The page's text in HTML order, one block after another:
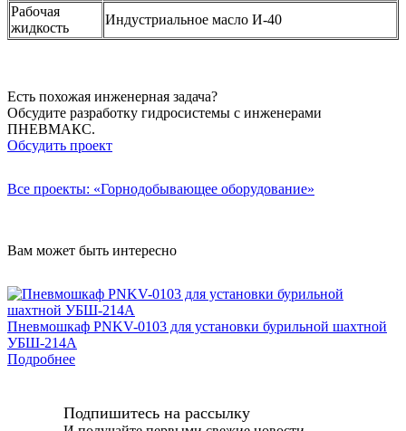
Рабочая
жидкость
Индустриальное масло И-40
Есть похожая инженерная задача?
Обсудите разработку гидросистемы с инженерами
ПНЕВМАКС.
Обсудить проект
Все проекты: «Горнодобывающее оборудование»
Вам может быть интересно
Пневмошкаф PNKV-0103 для установки бурильной шахтной
УБШ-214А
Подробнее
Подпишитесь на рассылку